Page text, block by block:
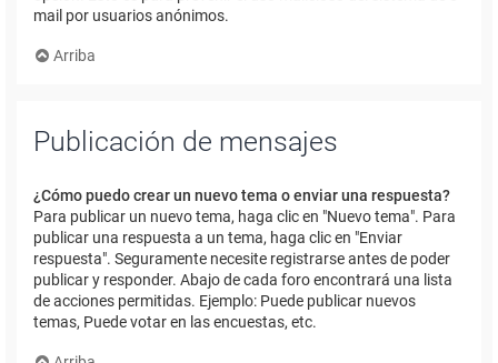
mail por usuarios anónimos.
Arriba
Publicación de mensajes
¿Cómo puedo crear un nuevo tema o enviar una respuesta?
Para publicar un nuevo tema, haga clic en "Nuevo tema". Para
publicar una respuesta a un tema, haga clic en "Enviar
respuesta". Seguramente necesite registrarse antes de poder
publicar y responder. Abajo de cada foro encontrará una lista
de acciones permitidas. Ejemplo: Puede publicar nuevos
temas, Puede votar en las encuestas, etc.